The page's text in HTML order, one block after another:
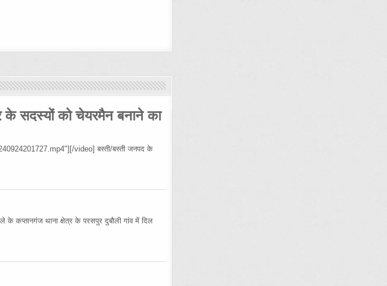
के सदस्यों को चेयरमैन बनाने का
video] बस्ती/बस्ती जनपद के
थाना क्षेत्र के परसपुर दुबौली गांव में दिल